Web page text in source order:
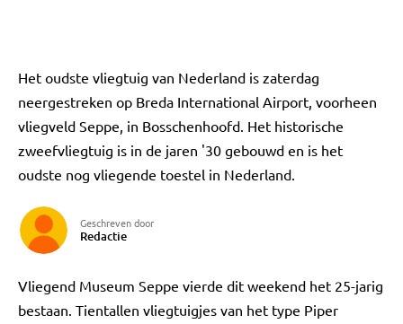
Het oudste vliegtuig van Nederland is zaterdag
neergestreken op Breda International Airport, voorheen
vliegveld Seppe, in Bosschenhoofd. Het historische
zweefvliegtuig is in de jaren '30 gebouwd en is het
oudste nog vliegende toestel in Nederland.
Geschreven door
Redactie
Vliegend Museum Seppe vierde dit weekend het 25-jarig
bestaan. Tientallen vliegtuigjes van het type Piper